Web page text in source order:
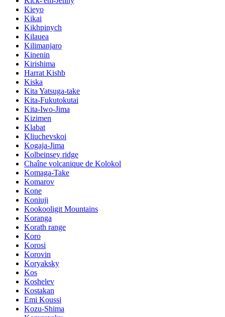
Kieyo
Kikai
Kikhpinych
Kilauea
Kilimanjaro
Kinenin
Kirishima
Harrat Kishb
Kiska
Kita Yatsuga-take
Kita-Fukutokutai
Kita-Iwo-Jima
Kizimen
Klabat
Kliuchevskoi
Kogaja-Jima
Kolbeinsey ridge
Chaîne volcanique de Kolokol
Komaga-Take
Komarov
Kone
Koniuji
Kookooligit Mountains
Koranga
Korath range
Koro
Korosi
Korovin
Koryaksky
Kos
Koshelev
Kostakan
Emi Koussi
Kozu-Shima